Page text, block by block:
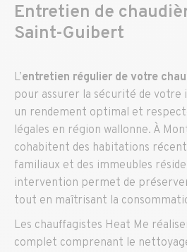
Entretien de
Saint-Guibert
L’entretien régulier de votre
pour assurer la sécurité de
un rendement optimal et
légales en région wallonne. À
cohabitent des habitations
familiaux et des immeubles
intervention permet de
tout en maîtrisant la
Les chauffagistes Heat Me
complet comprenant le